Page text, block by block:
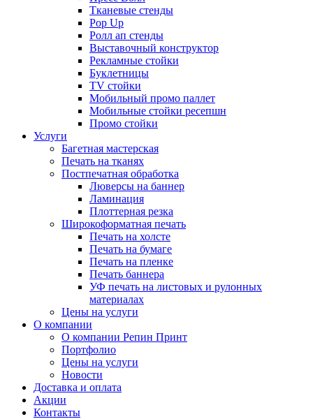
Тканевые стенды
Pop Up
Ролл ап стенды
Выставочный конструктор
Рекламные стойки
Буклетницы
TV стойки
Мобильный промо паллет
Мобильные стойки ресепшн
Промо стойки
Услуги
Багетная мастерская
Печать на тканях
Постпечатная обработка
Люверсы на баннер
Ламинация
Плоттерная резка
Широкоформатная печать
Печать на холсте
Печать на бумаге
Печать на пленке
Печать баннера
УФ печать на листовых и рулонных
материалах
Цены на услуги
О компании
О компании Репин Принт
Портфолио
Цены на услуги
Новости
Доставка и оплата
Акции
Контакты